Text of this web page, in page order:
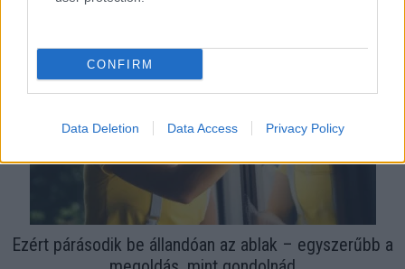
CONFIRM
Data Deletion Data Access Privacy Policy
Ezért párásodik be állandóan az ablak – egyszerűbb a